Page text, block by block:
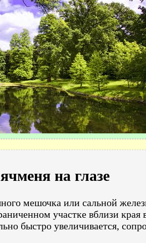
на глазе
мешочка или сальной
участке вблизи края
быстро увеличивается,